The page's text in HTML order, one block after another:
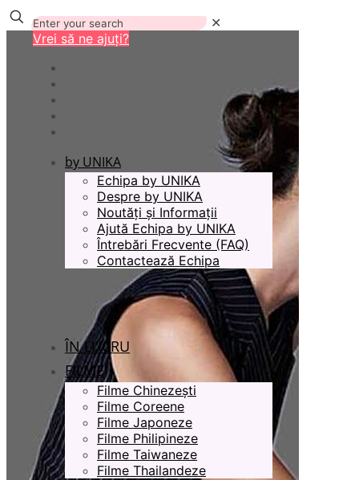
✕
Vrei să ne ajuți?
by UNIKA
Echipa by UNIKA
Despre by UNIKA
Noutăți și Informații
Ajută Echipa by UNIKA
Întrebări Frecvente (FAQ)
Contactează Echipa
ÎN LUCRU
FILME
Filme Chinezești
Filme Coreene
Filme Japoneze
Filme Philipineze
Filme Taiwaneze
Filme Thailandeze